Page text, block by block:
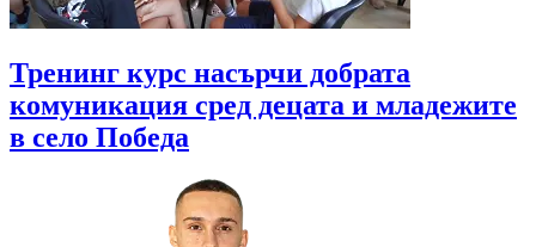
Тренинг курс насърчи добрата
комуникация сред децата и младежите
в село Победа